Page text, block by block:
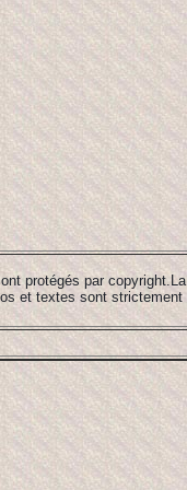
protégés par copyright.La
et textes sont strictement